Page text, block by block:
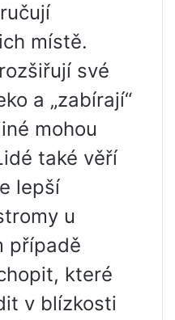
místě.
své
a „zabírají“
mohou
také věří
lepší
u
případě
které
v blízkosti